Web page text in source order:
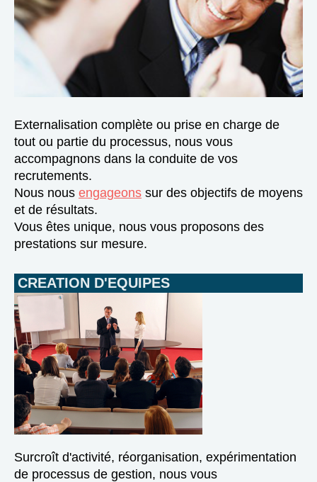
Externalisation complète ou prise en charge de
tout ou partie du processus, nous vous
accompagnons dans la conduite de vos
recrutements.
Nous nous engageons sur des objectifs de moyens
et de résultats.
Vous êtes unique, nous vous proposons des
prestations sur mesure.
CREATION D'EQUIPES
Surcroît d'activité, réorganisation, expérimentation
de processus de gestion, nous vous